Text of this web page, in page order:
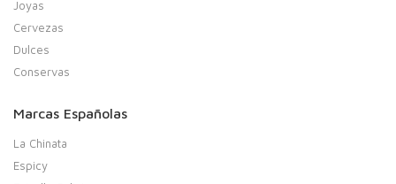
Joyas
Cervezas
Dulces
Conservas
Marcas Españolas
La Chinata
Espicy